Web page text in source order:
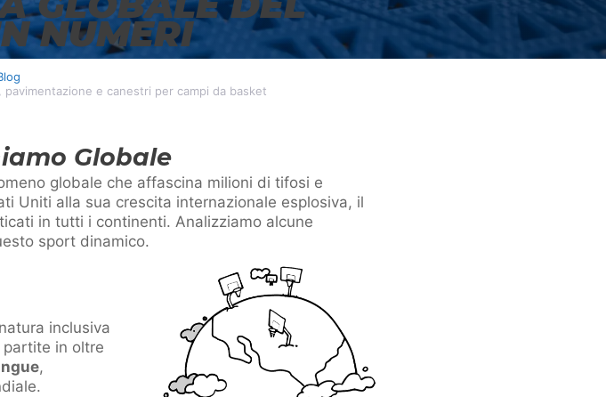
NUMERI
e canestri per campi da basket
Globale
globale che affascina milioni di tifosi e
Uniti alla sua crescita internazionale esplosiva, il
in tutti i continenti. Analizziamo alcune
sport dinamico.
inclusiva
partite in oltre
,